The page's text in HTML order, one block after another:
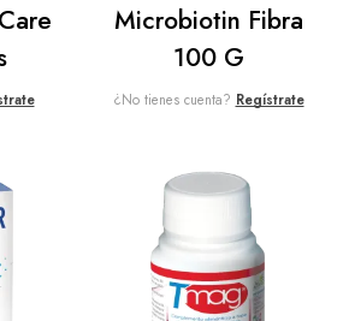
Microbiotin Fibra
100 G
¿No tienes cuenta? Regístrate